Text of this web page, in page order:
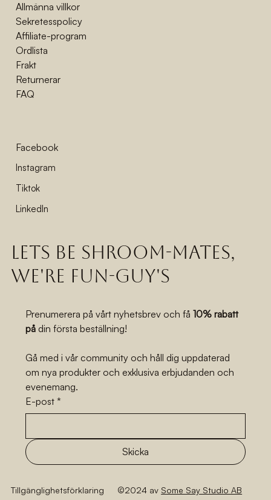
Allmänna villkor
Sekretesspolicy
Affiliate-program
Ordlista
Frakt
Returnerar
FAQ
Facebook
Instagram
Tiktok
LinkedIn
lets be shroom-mates,
we're fun-guy's
Prenumerera på vårt nyhetsbrev och få 10% rabatt
på din första beställning!
Gå med i vår community och håll dig uppdaterad
om nya produkter och exklusiva erbjudanden och
evenemang.
E-post *
Skicka
Tillgänglighetsförklaring ©2024 av Some Say Studio AB